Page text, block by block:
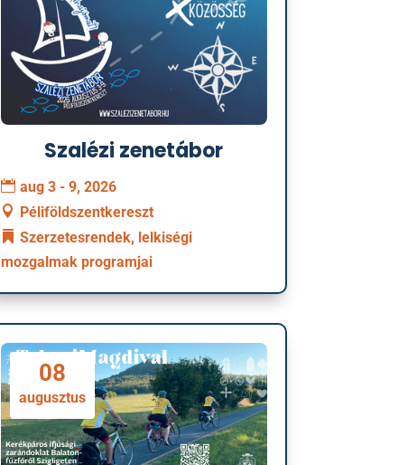
Szalézi zenetábor
aug 3 - 9, 2026
Péliföldszentkereszt
Szerzetesrendek, lelkiségi
mozgalmak programjai
08
augusztus